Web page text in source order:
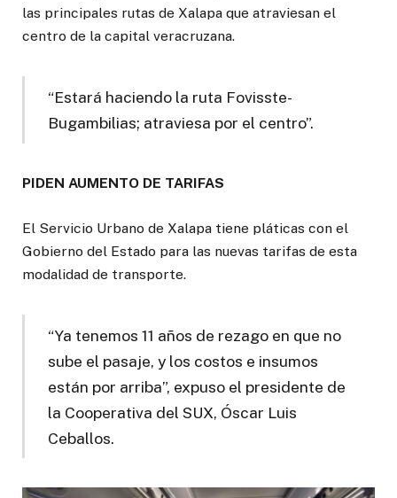
las principales rutas de Xalapa que atraviesan el
centro de la capital veracruzana.
“Estará haciendo la ruta Fovisste-
Bugambilias; atraviesa por el centro”.
PIDEN AUMENTO DE TARIFAS
El Servicio Urbano de Xalapa tiene pláticas con el
Gobierno del Estado para las nuevas tarifas de esta
modalidad de transporte.
“Ya tenemos 11 años de rezago en que no
sube el pasaje, y los costos e insumos
están por arriba”, expuso el presidente de
la Cooperativa del SUX, Óscar Luis
Ceballos.